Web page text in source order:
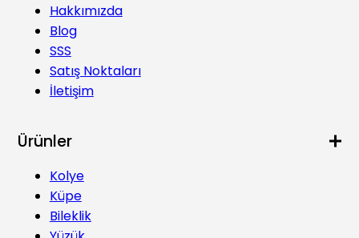
Hakkımızda
Blog
SSS
Satış Noktaları
İletişim
Ürünler
Kolye
Küpe
Bileklik